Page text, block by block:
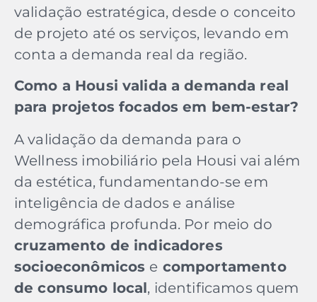
validação estratégica, desde o conceito
de projeto até os serviços, levando em
conta a demanda real da região.
Como a Housi valida a demanda real
para projetos focados em bem-estar?
A validação da demanda para o
Wellness imobiliário pela Housi vai além
da estética, fundamentando-se em
inteligência de dados e análise
demográfica profunda. Por meio do
cruzamento de indicadores
socioeconômicos e comportamento
de consumo local, identificamos quem